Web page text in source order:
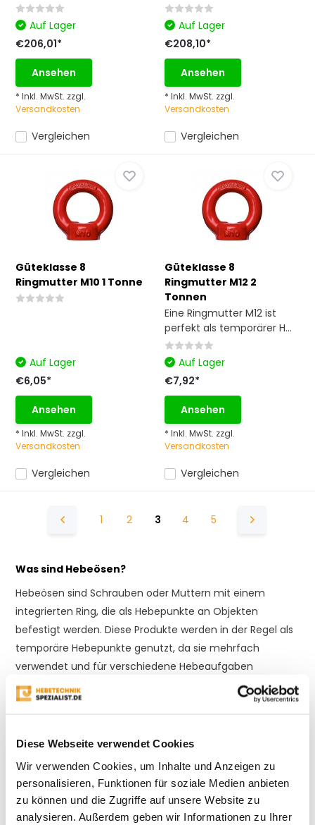
Diese Webseite verwendet Cookies
Wir verwenden Cookies, um Inhalte und Anzeigen zu
personalisieren, Funktionen für soziale Medien anbieten
zu können und die Zugriffe auf unsere Website zu
analysieren. Außerdem geben wir Informationen zu Ihrer
Vergleichen
Auf Lager
€206,01*
Ansehen
* Inkl. MwSt. zzgl.
Versandkosten
Vergleichen
Auf Lager
€208,10*
Ansehen
* Inkl. MwSt. zzgl.
Versandkosten
Güteklasse 8
Ringmutter M10 1 Tonne
Vergleichen
Auf Lager
€6,05*
Ansehen
* Inkl. MwSt. zzgl.
Versandkosten
Güteklasse 8
Ringmutter M12 2
Tonnen
Eine Ringmutter M12 ist
perfekt als temporärer H...
Vergleichen
Auf Lager
€7,92*
Ansehen
* Inkl. MwSt. zzgl.
Versandkosten
1 2 3 4 5
Was sind Hebeösen?
Hebeösen sind Schrauben oder Muttern mit einem
integrierten Ring, die als Hebepunkte an Objekten
befestigt werden. Diese Produkte werden in der Regel als
temporäre Hebepunkte genutzt, da sie mehrfach
verwendet und für verschiedene Hebeaufgaben
eingesetzt werden können, solange sie nicht beschädigt
sind.
verbundenen Ring am Schraubgewinde. Ringmuttern
hingegen können auf ein vorhandenes Gewinde
aufgeschraubt werden. Beide Varianten sind flexibel
einsetzbar und bieten eine sichere Möglichkeit, Lasten zu